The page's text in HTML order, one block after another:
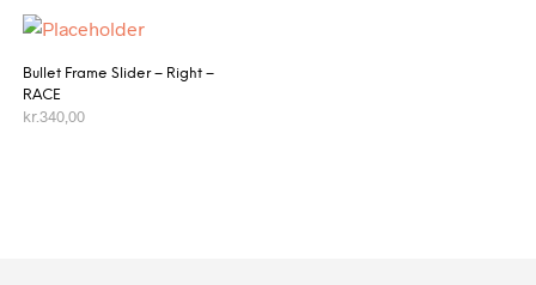
Bullet Frame Slider – Right –
RACE
kr.340,00